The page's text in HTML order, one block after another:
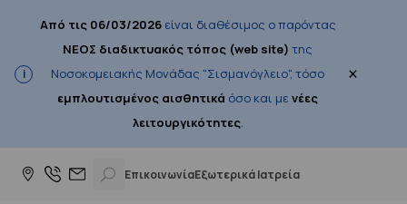
Από τις 06/03/2026είναι διαθέσιμος ο παρόντας
ΝΕΟΣ διαδικτυακός τόπος (web site) της
Νοσοκομειακής Μονάδας "Σισμανόγλειο", τόσο
εμπλουτισμένος αισθητικά όσο και μενέες
λειτουργικότητες.
×
ΕπικοινωνίαΕξωτερικά Ιατρεία